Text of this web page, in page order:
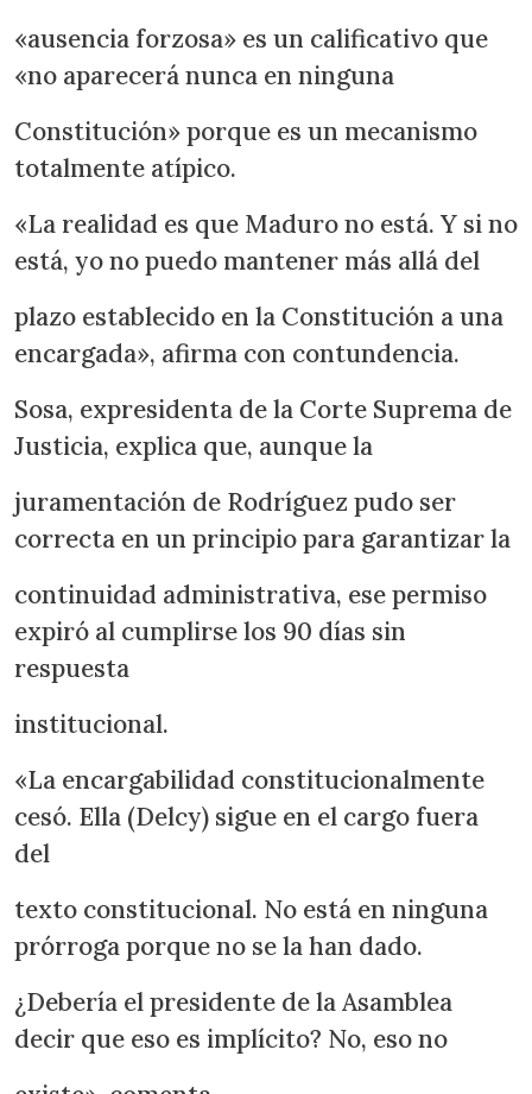
«ausencia forzosa» es un calificativo que
«no aparecerá nunca en ninguna
Constitución» porque es un mecanismo
totalmente atípico.
«La realidad es que Maduro no está. Y si no
está, yo no puedo mantener más allá del
plazo establecido en la Constitución a una
encargada», afirma con contundencia.
Sosa, expresidenta de la Corte Suprema de
Justicia, explica que, aunque la
juramentación de Rodríguez pudo ser
correcta en un principio para garantizar la
continuidad administrativa, ese permiso
expiró al cumplirse los 90 días sin
respuesta
institucional.
«La encargabilidad constitucionalmente
cesó. Ella (Delcy) sigue en el cargo fuera
del
texto constitucional. No está en ninguna
prórroga porque no se la han dado.
¿Debería el presidente de la Asamblea
decir que eso es implícito? No, eso no